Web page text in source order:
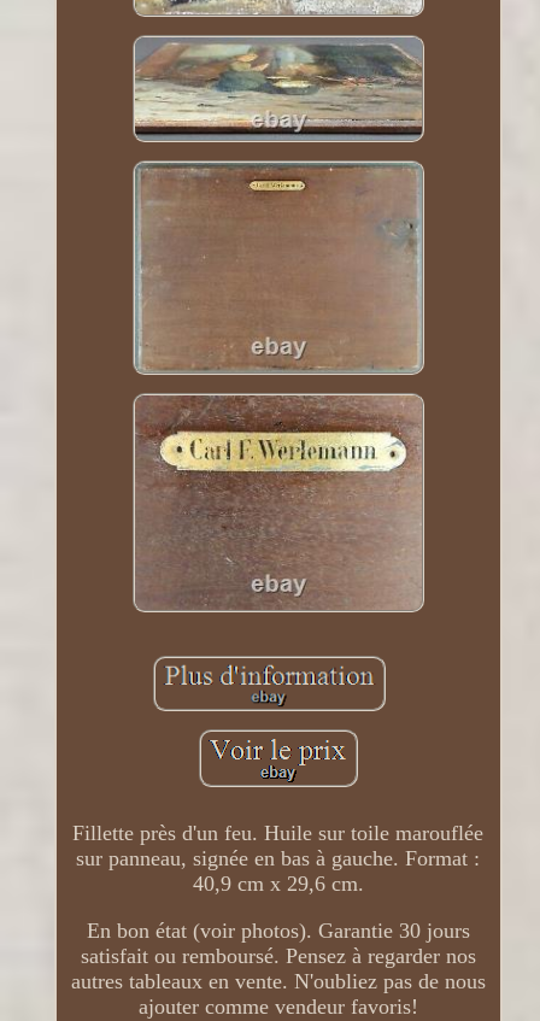
Fillette près d'un feu. Huile sur toile marouflée
sur panneau, signée en bas à gauche. Format :
40,9 cm x 29,6 cm.
En bon état (voir photos). Garantie 30 jours
satisfait ou remboursé. Pensez à regarder nos
autres tableaux en vente. N'oubliez pas de nous
ajouter comme vendeur favoris!